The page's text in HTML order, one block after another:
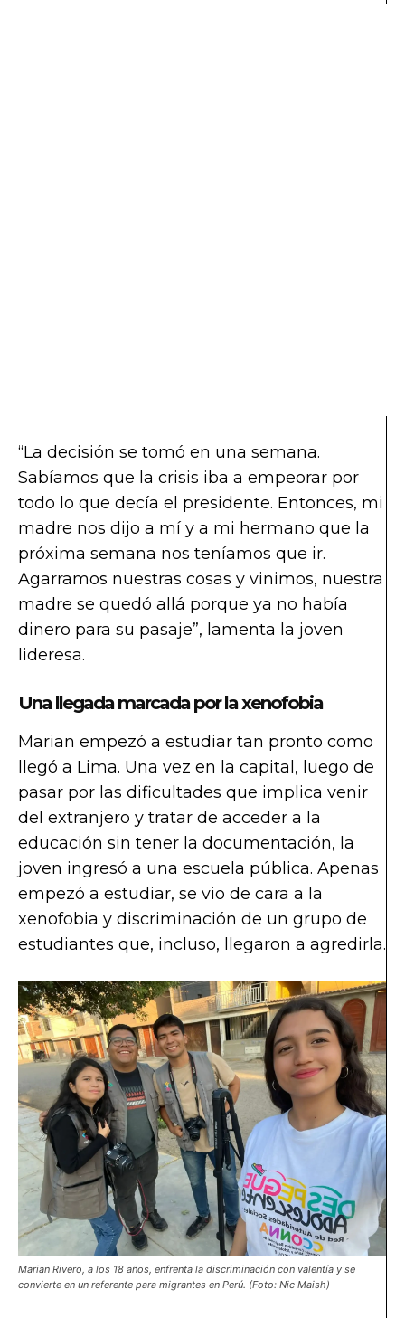
“La decisión se tomó en una semana.
Sabíamos que la crisis iba a empeorar por
todo lo que decía el presidente. Entonces, mi
madre nos dijo a mí y a mi hermano que la
próxima semana nos teníamos que ir.
Agarramos nuestras cosas y vinimos, nuestra
madre se quedó allá porque ya no había
dinero para su pasaje”, lamenta la joven
lideresa.
Una llegada marcada por la xenofobia
Marian empezó a estudiar tan pronto como
llegó a Lima. Una vez en la capital, luego de
pasar por las dificultades que implica venir
del extranjero y tratar de acceder a la
educación sin tener la documentación, la
joven ingresó a una escuela pública. Apenas
empezó a estudiar, se vio de cara a la
xenofobia y discriminación de un grupo de
estudiantes que, incluso, llegaron a agredirla.
Marian Rivero, a los 18 años, enfrenta la discriminación con valentía y se
convierte en un referente para migrantes en Perú. (Foto: Nic Maish)